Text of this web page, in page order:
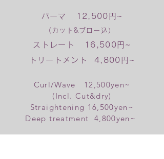
パーマ 12,500円~
(カット&ブロー込）
ストレート 16,500円~
トリートメント 4,800円~
Curl/Wave 12 ,500yen~
​(Incl. Cut&dry)
Straightening 16,500yen~
Deep treatment 4,800yen~